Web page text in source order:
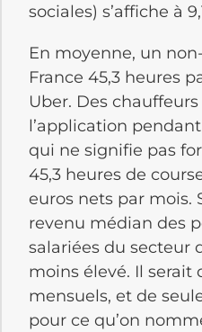
sociales) s’affiche à
En moyenne, un
France 45,3 heures
Uber. Des
l’application
qui ne signifie pas
45,3 heures de
euros nets par mois.
revenu médian des
salariées du secteur
moins élevé. Il serait
mensuels, et de
pour ce qu’on